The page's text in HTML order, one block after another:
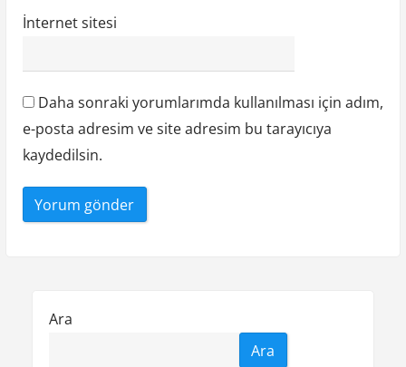
İnternet sitesi
Daha sonraki yorumlarımda kullanılması için adım,
e-posta adresim ve site adresim bu tarayıcıya
kaydedilsin.
Ara
Ara